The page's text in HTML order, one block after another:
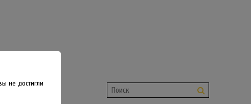
36
не достигли